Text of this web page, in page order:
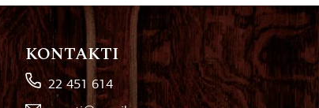
KONTAKTI
22 451 614